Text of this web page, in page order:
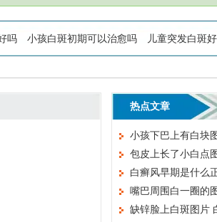
吗 小孩白斑初期可以治愈吗 儿童突发白斑
热点文章
小孩下巴上有白块
包皮上长了小白点
白癣风早期是什么
嘴巴周围白一圈的
缺锌脸上白斑图片